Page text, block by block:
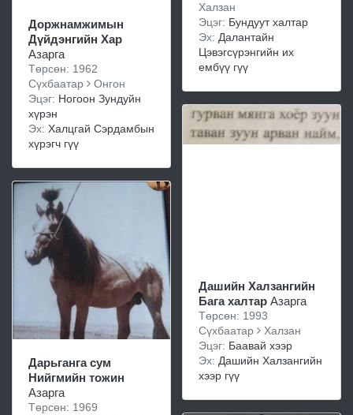
Доржнамжимын
Дүйдэнгийн Хар
Азарга
Төрсөн: 1962
Сүхбаатар
Онгон
Эцэг: Ногоон Зундуйн
хүрэн
Эх: Халцгай Сэрдамбын
хүрэгч гүү
Дарьганга сум
Нийгмийн тожин
Азарга
Төрсөн: 1969
Халзан
Эцэг: Бундуут халтар
Эх: Далантайн
Цэвэгсүрэнгийн их
ембүү гүү
Дашийн Халзангийн
Бага халтар Азарга
Төрсөн: 1993
Сүхбаатар
Халзан
Эцэг: Баавай хээр
Эх: Дашийн Халзангийн
хээр гүү